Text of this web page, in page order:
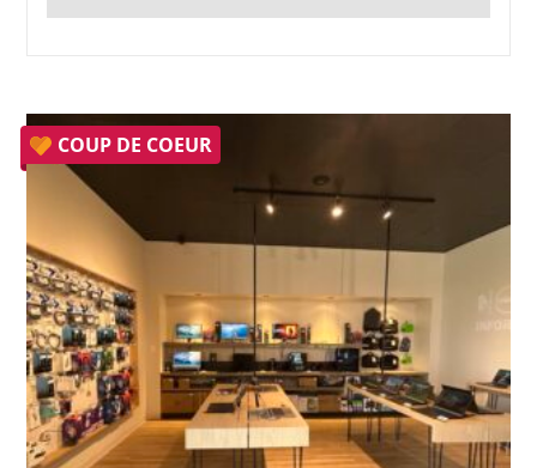
COUP DE COEUR